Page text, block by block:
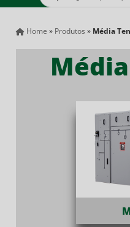
Home » Produtos » Média